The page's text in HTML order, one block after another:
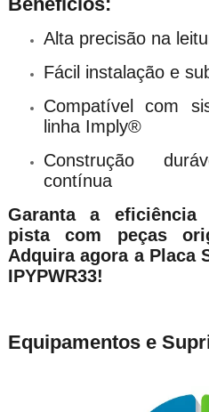
Alta precisão na
Fácil instalação e
Compatível com
linha Imply®
Construção
contínua
Garanta a eficiência
pista com peças
Adquira agora a Placa
IPYPWR33!
Equipamentos e